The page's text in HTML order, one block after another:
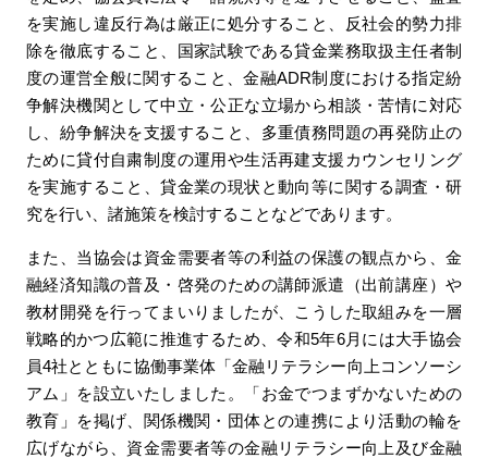
を実施し違反行為は厳正に処分すること、反社会的勢力排
除を徹底すること、国家試験である貸金業務取扱主任者制
度の運営全般に関すること、金融ADR制度における指定紛
争解決機関として中立・公正な立場から相談・苦情に対応
し、紛争解決を支援すること、多重債務問題の再発防止の
ために貸付自粛制度の運用や生活再建支援カウンセリング
を実施すること、貸金業の現状と動向等に関する調査・研
究を行い、諸施策を検討することなどであります。
また、当協会は資金需要者等の利益の保護の観点から、金
融経済知識の普及・啓発のための講師派遣（出前講座）や
教材開発を行ってまいりましたが、こうした取組みを一層
戦略的かつ広範に推進するため、令和5年6月には大手協会
員4社とともに協働事業体「金融リテラシー向上コンソーシ
アム」を設立いたしました。「お金でつまずかないための
教育」を掲げ、関係機関・団体との連携により活動の輪を
広げながら、資金需要者等の金融リテラシー向上及び金融